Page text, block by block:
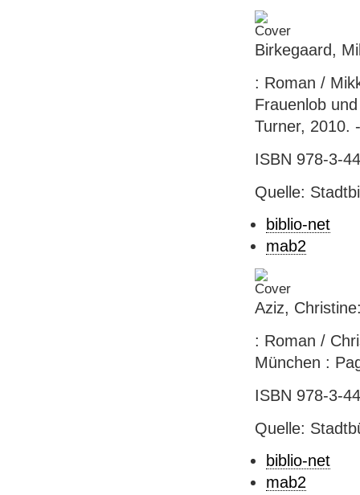
Birkegaard,
: Roman /
Frauenlob
Turner, 2010.
ISBN 978-3-
Quelle:
biblio-net
mab2
Aziz,
: Roman /
München :
ISBN 978-3-
Quelle:
biblio-net
mab2